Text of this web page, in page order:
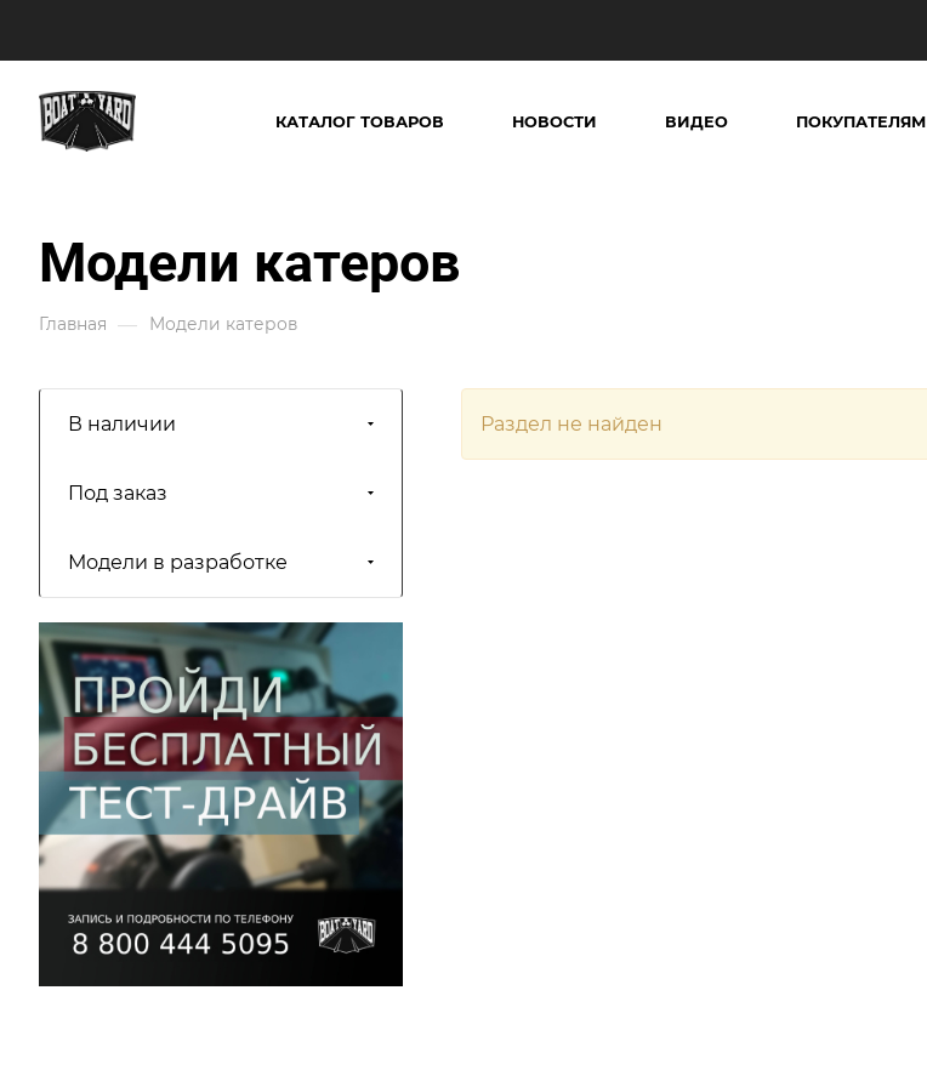
КАТАЛОГ ТОВАРОВ НОВОСТИ ВИДЕО ПОКУПАТЕЛЯМ
Модели катеров
Главная — Модели катеров
Раздел не найден
В наличии
Под заказ
Модели в разработке